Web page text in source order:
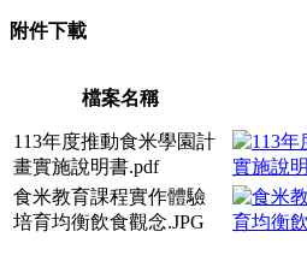
附件下載
檔案名稱
113年度推動食米學園計
畫實施說明書.pdf
食米教育課程實作體驗
培育均衡飲食觀念.JPG